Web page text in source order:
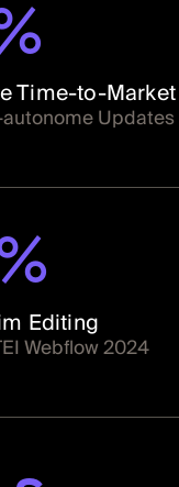
Time-to-Market
Updates
Editing
Webflow 2024